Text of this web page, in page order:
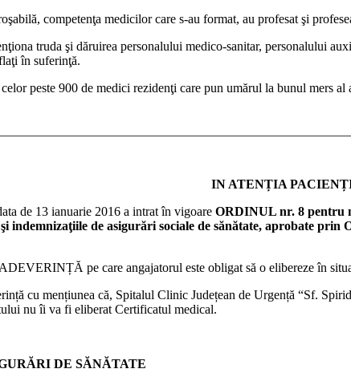
competenţa medicilor care s-au format, au profesat şi
truda şi dăruirea personalului medico-sanitar, personalului
în suferinţă.
peste 900 de medici rezidenţi care pun umărul la bunul mers al
IN ATENȚIA
de 13 ianuarie 2016 a intrat în vigoare ORDINUL nr. 8 pentru
indemnizaţiile de asigurări sociale de sănătate, aprobate
pe care angajatorul este obligat să o elibereze în
cu mențiunea că, Spitalul Clinic Județean de Urgență “Sf.
nu îi va fi eliberat Certificatul medical.
DE SĂNĂTATE